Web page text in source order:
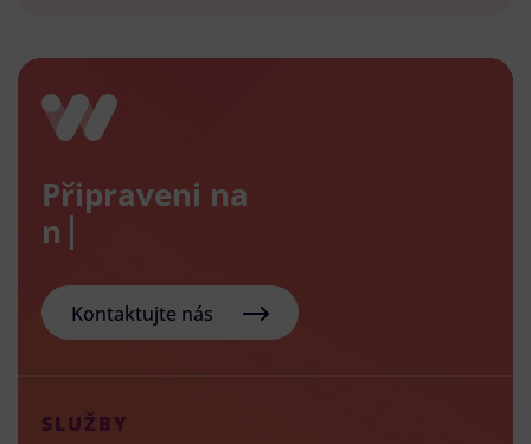
Připraveni na
nový e
Kontaktujte nás
SLUŽBY